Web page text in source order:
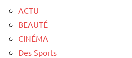
ACTU
BEAUTÉ
CINÉMA
Des Sports